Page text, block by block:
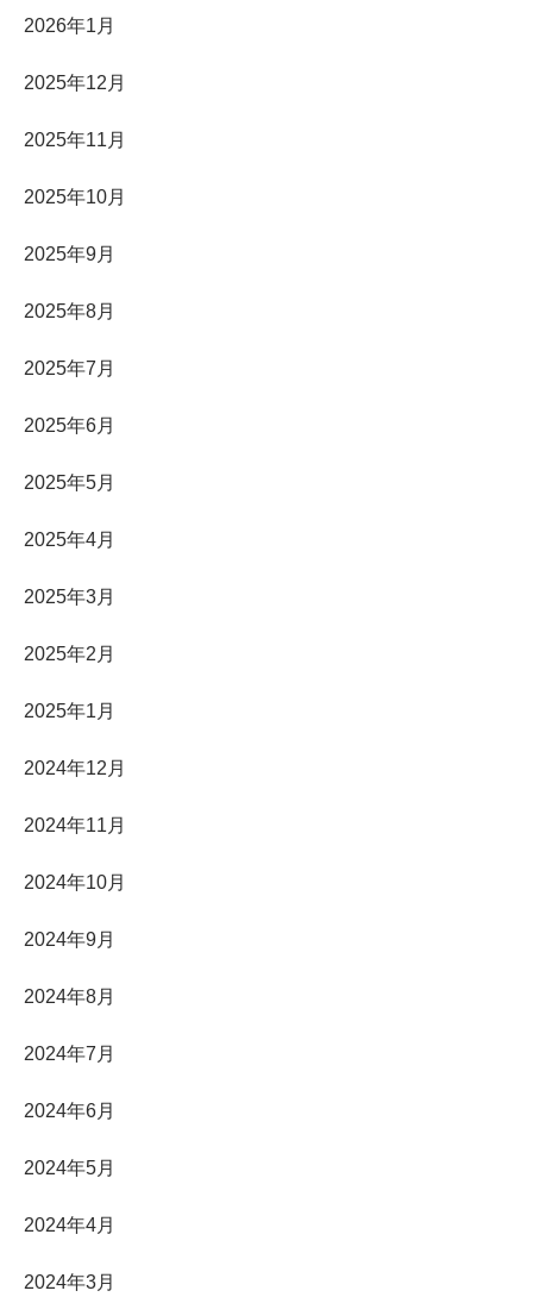
2026年1月
2025年12月
2025年11月
2025年10月
2025年9月
2025年8月
2025年7月
2025年6月
2025年5月
2025年4月
2025年3月
2025年2月
2025年1月
2024年12月
2024年11月
2024年10月
2024年9月
2024年8月
2024年7月
2024年6月
2024年5月
2024年4月
2024年3月